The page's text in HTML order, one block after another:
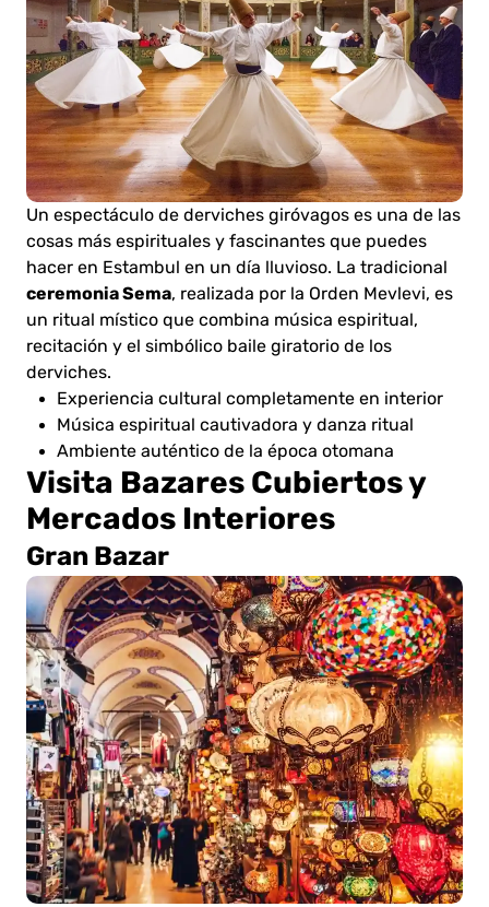
Un espectáculo de derviches giróvagos es una de las
cosas más espirituales y fascinantes que puedes
hacer en Estambul en un día lluvioso. La tradicional
ceremonia Sema, realizada por la Orden Mevlevi, es
un ritual místico que combina música espiritual,
recitación y el simbólico baile giratorio de los
derviches.
Experiencia cultural completamente en interior
Música espiritual cautivadora y danza ritual
Ambiente auténtico de la época otomana
Visita Bazares Cubiertos y
Mercados Interiores
Gran Bazar